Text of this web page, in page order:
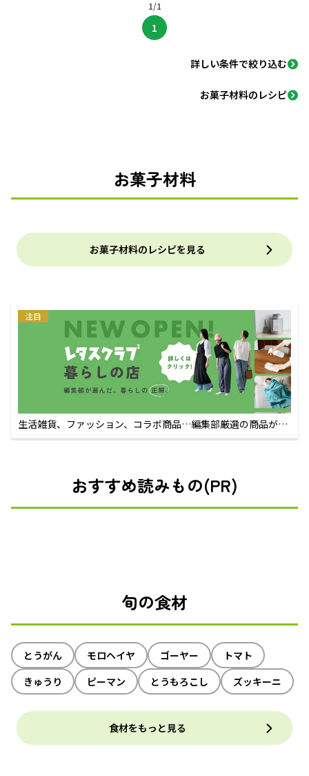
1/1
1
詳しい条件で絞り込む
お菓子材料のレシピ
お菓子材料
お菓子材料のレシピを見る
注目
生活雑貨、ファッション、コラボ商品…編集部厳選の商品が買
えるECサイト
おすすめ読みもの(PR)
旬の食材
とうがん モロヘイヤ ゴーヤー
トマト
きゅうり
ピーマン とうもろこし ズッキーニ
食材をもっと見る